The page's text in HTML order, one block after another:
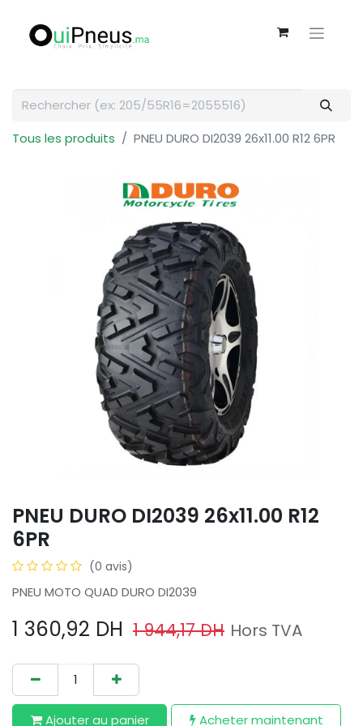
Tous les produits PNEU DURO DI2039 26x11.00 R12 6PR
PNEU DURO DI2039 26x11.00 R12
6PR
(0 avis)
PNEU MOTO QUAD DURO DI2039
1 360,92 DH 1 944,17DH Hors TVA
Ajouter au​ panier Acheter maintenant